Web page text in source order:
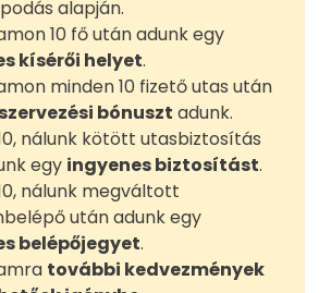
alapján.
10 fő után adunk egy
kísérői helyet.
minden 10 fizető utas után
szervezési bónuszt adunk.
nálunk kötött utasbiztosítás
egy ingyenes biztosítást.
nálunk megváltott
után adunk egy
belépőjegyet.
további kedvezmények